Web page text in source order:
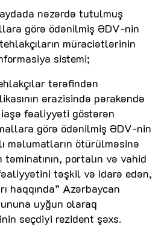
nəzərdə tutulmuş
görə ödənilmiş ƏDV-nin
müraciətlərinin
sistemi;
tərəfindən
ərazisində pərakəndə
fəaliyyəti göstərən
görə ödənilmiş ƏDV-nin
məlumatların ötürülməsinə
portalın və vahid
təşkil və idarə edən,
haqqında” Azərbaycan
uyğun olaraq
seçdiyi rezident şəxs.